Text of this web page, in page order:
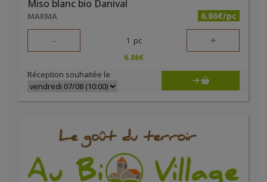
Miso blanc bio Danival
MARMA 6.86€/pc
- 1 pc +
6.86€
Réception souhaitée le